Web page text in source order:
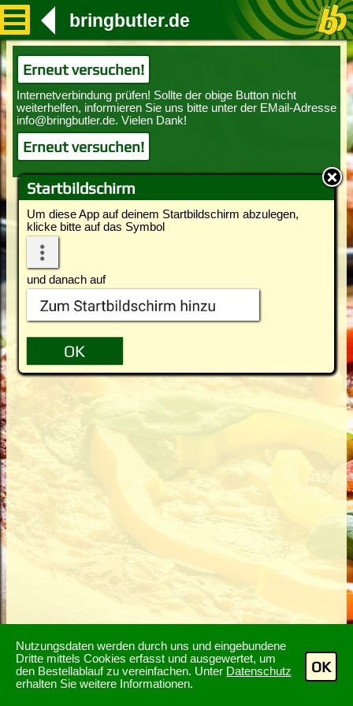
Nutzungsdaten werden durch uns und eingebundene
Dritte mittels Cookies erfasst und ausgewertet, um
den Bestellablauf zu vereinfachen. Unter Datenschutz
erhalten Sie weitere Informationen.
OK
Startbildschirm
Um diese App auf deinem Startbildschirm abzulegen,
klicke bitte auf das Symbol
und danach auf
bringbutler.de
Erneut versuchen!
Erneut versuchen!